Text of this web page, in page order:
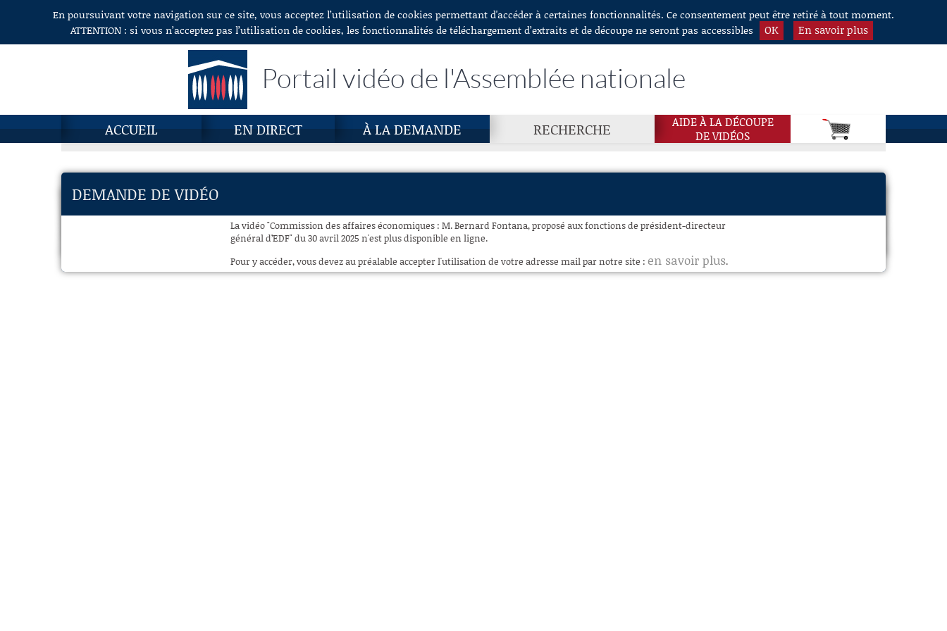
Aller au contenuEn poursuivant votre navigation sur ce site, vous acceptez l’utilisation de cookies permettant d'accéder à certaines fonctionnalités. Ce consentement peut être retiré à tout moment.
ATTENTION : si vous n’acceptez pas l’utilisation de cookies, les fonctionnalités de téléchargement d’extraits et de découpe ne seront pas accessibles
OK En savoir plus
Portail vidéo de l'Assemblée nationale
ACCUEIL EN DIRECT À LA DEMANDE RECHERCHE
AIDE À LA DÉCOUPE
DE VIDÉOS
DEMANDE DE VIDÉO
La vidéo "Commission des affaires économiques : M. Bernard Fontana, proposé aux fonctions de président-directeur
général d’EDF" du 30 avril 2025 n'est plus disponible en ligne.
Pour y accéder, vous devez au préalable accepter l'utilisation de votre adresse mail par notre site : en savoir plus.